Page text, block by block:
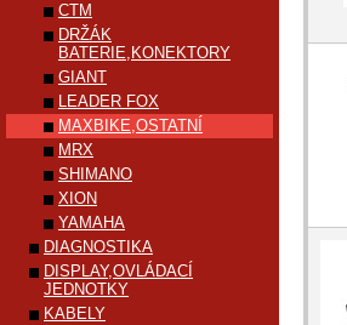
CTM
DRŽÁK
BATERIE,KONEKTORY
GIANT
LEADER FOX
MAXBIKE,OSTATNÍ
MRX
SHIMANO
XION
YAMAHA
DIAGNOSTIKA
DISPLAY,OVLÁDACÍ
JEDNOTKY
KABELY